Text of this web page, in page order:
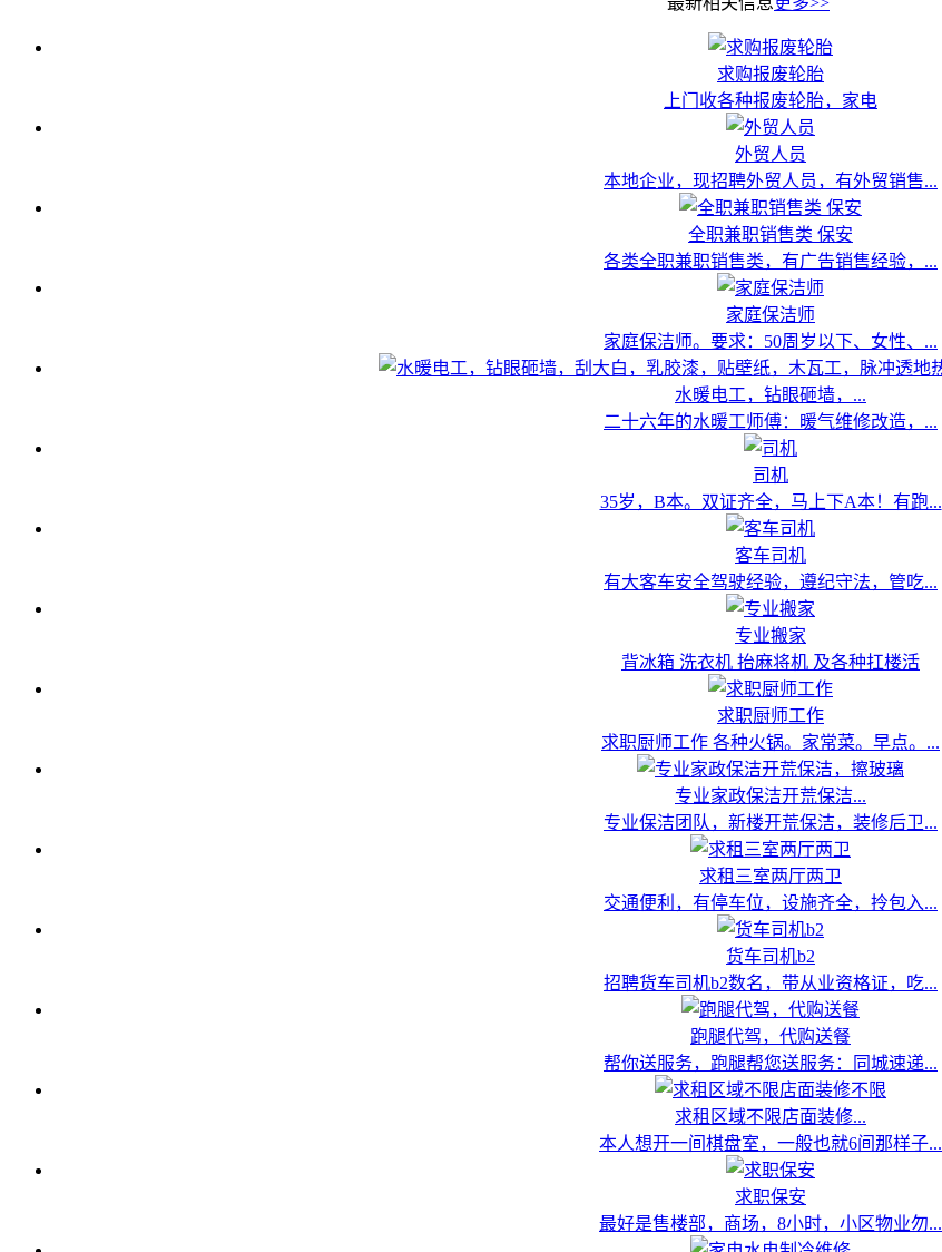
求购报废轮胎
上门收各种报废轮胎，家电
外贸人员
本地企业，现招聘外贸人员，有外贸销售...
全职兼职销售类 保安
各类全职兼职销售类，有广告销售经验，...
家庭保洁师
家庭保洁师。要求：50周岁以下、女性、...
水暖电工，钻眼砸墙，...
二十六年的水暖工师傅：暖气维修改造，...
司机
35岁，B本。双证齐全，马上下A本！有跑...
客车司机
有大客车安全驾驶经验，遵纪守法，管吃...
专业搬家
背冰箱 洗衣机 抬麻将机 及各种扛楼活
求职厨师工作
求职厨师工作 各种火锅。家常菜。早点。...
专业家政保洁开荒保洁...
专业保洁团队，新楼开荒保洁，装修后卫...
求租三室两厅两卫
交通便利，有停车位，设施齐全，拎包入...
货车司机b2
招聘货车司机b2数名，带从业资格证，吃...
跑腿代驾，代购送餐
帮你送服务，跑腿帮您送服务：同城速递...
求租区域不限店面装修...
本人想开一间棋盘室，一般也就6间那样子...
求职保安
最好是售楼部，商场，8小时，小区物业勿...